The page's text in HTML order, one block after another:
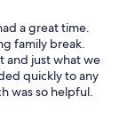
a great time.
family break.
and just what we
quickly to any
was so helpful.
anywhere else.